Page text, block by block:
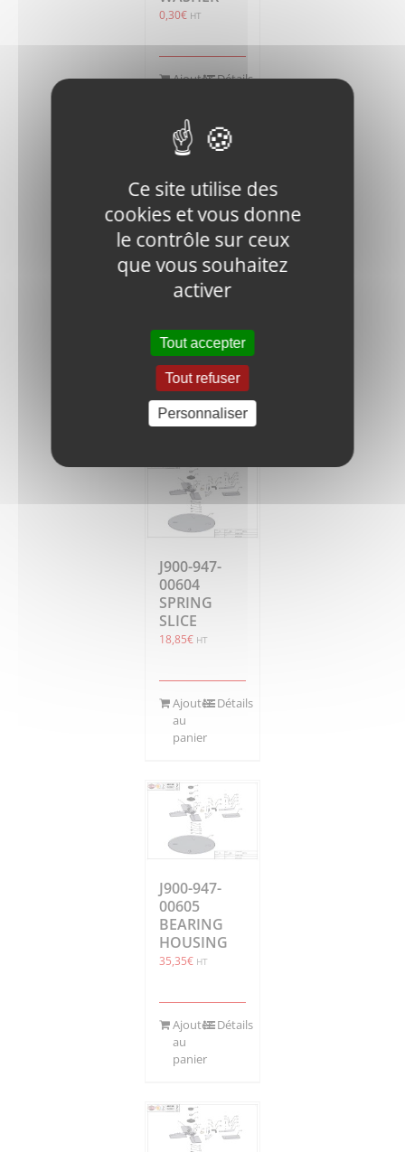
0,30€ HT
Ajouter Détails
J900-W04-
26×2 O
RING
Ajouter
au
panier
Détails
J900-947-
00604
SPRING
SLICE
18,85€ HT
Ajouter
au
panier
Détails
J900-947-
00605
BEARING
HOUSING
35,35€ HT
Ajouter
au
panier
Détails
Ce site utilise des
cookies et vous donne
le contrôle sur ceux
que vous souhaitez
activer
Tout accepter
Tout refuser
Personnaliser